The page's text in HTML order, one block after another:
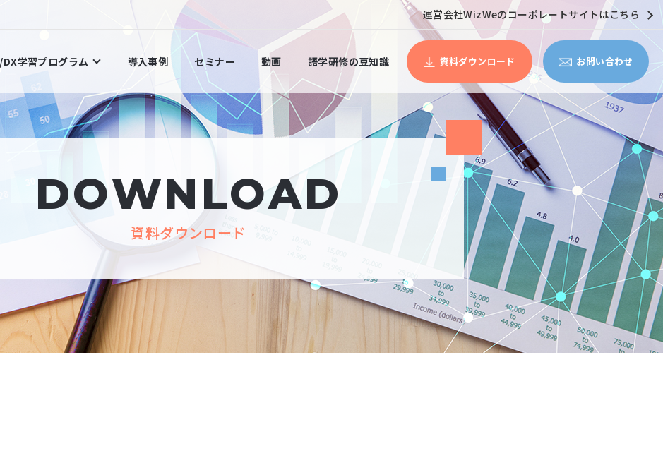
運営会社WizWeのコーポレートサイトはこちら
お問い合わせ
学習プログラム 導入事例 セミナー 動画 語学研修の豆知識 資料ダウンロード
DOWNLOAD
資料ダウンロード